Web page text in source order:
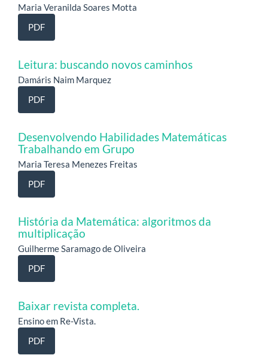
Maria Veranilda Soares Motta
PDF
Leitura: buscando novos caminhos
Damáris Naim Marquez
PDF
Desenvolvendo Habilidades Matemáticas
Trabalhando em Grupo
Maria Teresa Menezes Freitas
PDF
História da Matemática: algoritmos da
multiplicação
Guilherme Saramago de Oliveira
PDF
Baixar revista completa.
Ensino em Re-Vista.
PDF